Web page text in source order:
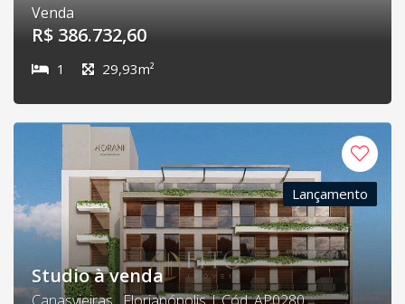
Venda
R$ 386.732,60
1 29,93m²
Lançamento
Studio à venda